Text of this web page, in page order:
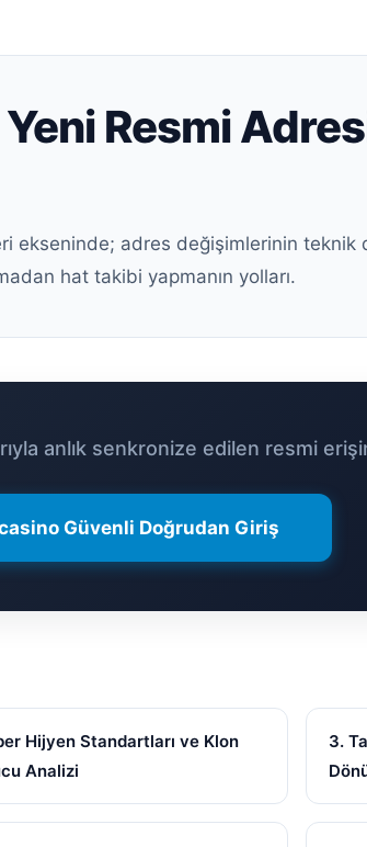
Resmi
ekseninde; adres değişimlerinin teknik
hat takibi yapmanın yolları.
anlık senkronize edilen resmi
Güvenli Doğrudan Giriş
Hijyen Standartları ve Klon
Analizi
3.